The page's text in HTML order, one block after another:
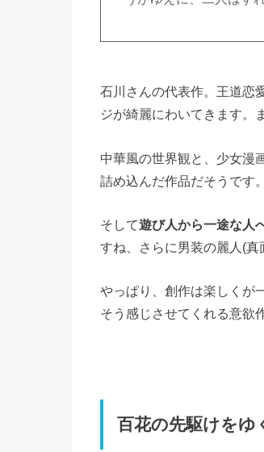
石川さんの代表作。王道恋
ジが綺麗にわいてきます。
中華風の世界観と、少女漫
詰め込んだ作品だそうです
そして遊び人から一途な人
すね、さらに男装の麗人(真
やっぱり、創作は楽しくが
そう感じさせてくれる意欲作
百花の先駆けを